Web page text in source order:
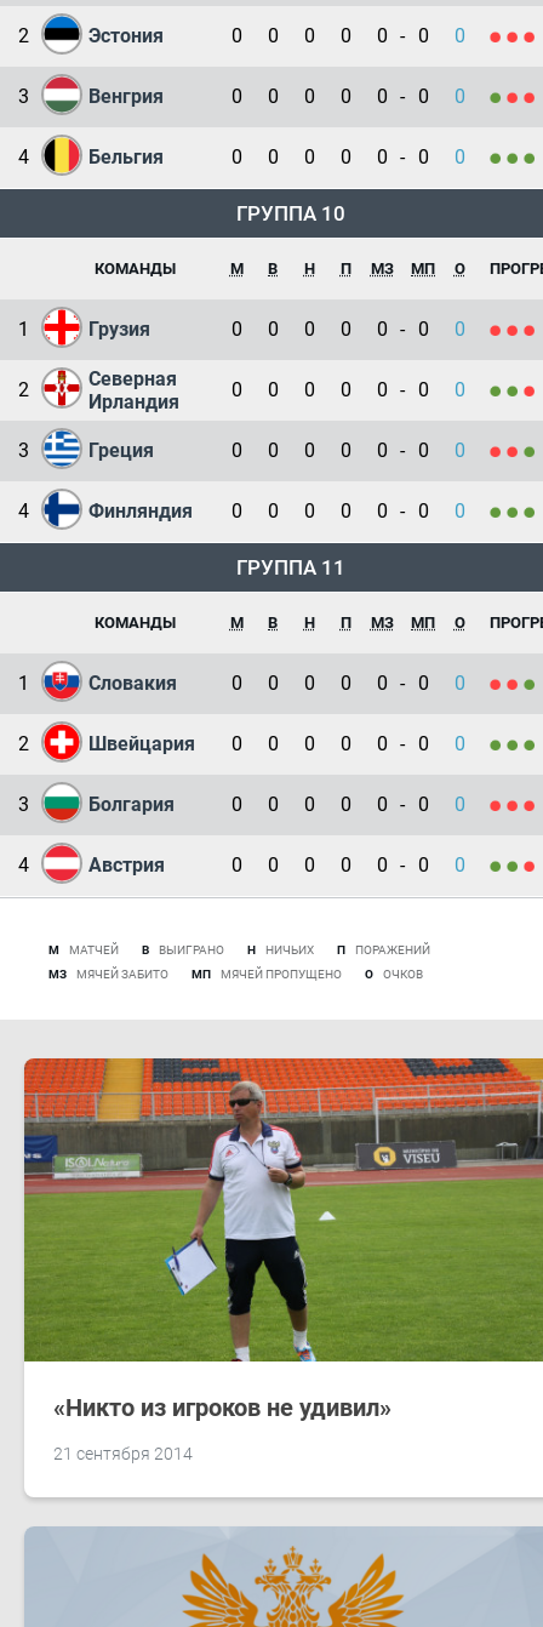
2 Эстония 0 0 0 0 0 - 0 0
3 Венгрия 0 0 0 0 0 - 0 0
4 Бельгия 0 0 0 0 0 - 0 0
ГРУППА 10
КОМАНДЫ М В Н П МЗ МП О
1 Грузия 0 0 0 0 0 - 0 0
2
Северная
Ирландия
0 0 0 0 0 - 0 0
3 Греция 0 0 0 0 0 - 0 0
4 Финляндия 0 0 0 0 0 - 0 0
ГРУППА 11
КОМАНДЫ М В Н П МЗ МП О
1 Словакия 0 0 0 0 0 - 0 0
2 Швейцария 0 0 0 0 0 - 0 0
3 Болгария 0 0 0 0 0 - 0 0
4 Австрия 0 0 0 0 0 - 0 0
М МАТЧЕЙ В ВЫИГРАНО Н НИЧЬИХ П
ПОРАЖЕНИЙ
МЗ
МЯЧЕЙ ЗАБИТО МП МЯЧЕЙ ПРОПУЩЕНО О ОЧКОВ
21 сентября 2014
«Никто из игроков не удивил»